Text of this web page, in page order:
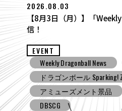
2026.07.27
【7月27日（月）】「
配信！
EVENT
Weekly Dragonball News
Ｖジャンプ
DBSCG
ドラゴンボールスーパー
ドラゴンボール ゼノバ